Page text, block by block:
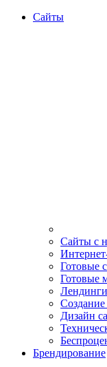
Сайты
Сайты с
Готовые
Готовые
Лендинги
Создание
Дизайн
Брендирование